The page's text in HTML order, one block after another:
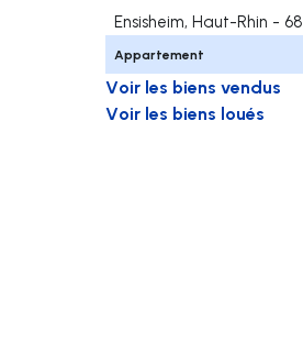
Ensisheim, Haut-Rhin - 68
Appartement
Voir les biens vendus
Voir les biens loués